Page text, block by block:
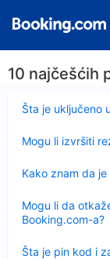
10 najčešćih
Šta je uključeno
Sažeto
Mogu li izvršiti
Kako znam da
Mogu li da
Booking.com-a?
Šta je pin kod i
Sažeto